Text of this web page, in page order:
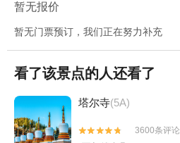
暂无报价
暂无门票预订，我们正在努力补充
看了该景点的人还看了
塔尔寺(5A)


3600条评论